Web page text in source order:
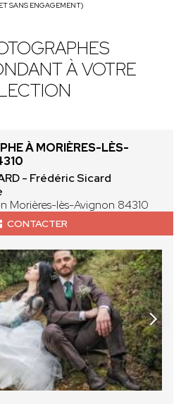
SANS ENGAGEMENT)
À VOTRE
À MORIÈRES-LÈS-
- Frédéric Sicard
Morières-lès-Avignon 84310
CONTACTER